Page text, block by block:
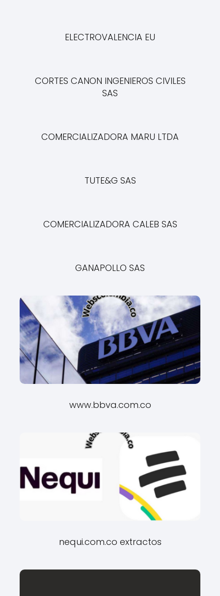
ELECTROVALENCIA EU
CORTES CANON INGENIEROS CIVILES
SAS
COMERCIALIZADORA MARU LTDA
TUTE&G SAS
COMERCIALIZADORA CALEB SAS
GANAPOLLO SAS
www.bbva.com.co
nequi.com.co extractos